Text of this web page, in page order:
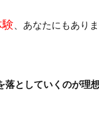
、あなたにもあり
落としていくのが理想